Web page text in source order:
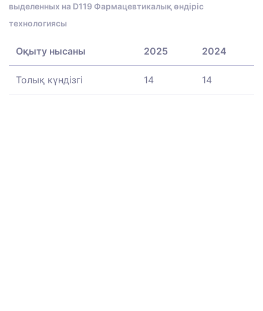
выделенных на D119 Фармацевтикалық өндіріс
технологиясы
Оқыту нысаны 2025 2024
Толық күндізгі 14 14